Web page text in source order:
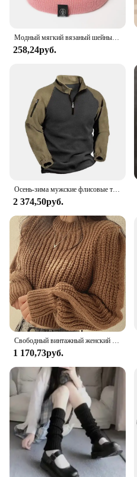
258,24руб.
2 374,50руб.
Свободный винтажный женский свитер в стиле Харадзюку с длинными рукавами-фонариками, вязаная одежда в Корейском стиле на осень и зиму, мягкие теплые топы, шикарный Однотонный женский свитер
1 170,73руб.